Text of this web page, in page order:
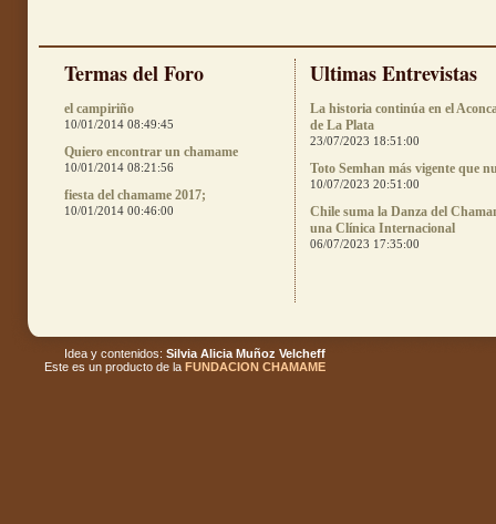
Termas del Foro
el campiriño
10/01/2014 08:49:45
Quiero encontrar un chamame
10/01/2014 08:21:56
fiesta del chamame 2017;
10/01/2014 00:46:00
Ultimas Entrevistas
La historia continúa en el
de La Plata
23/07/2023 18:51:00
Toto Semhan más vigente que
10/07/2023 20:51:00
Chile suma la Danza del
una Clínica Internacional
06/07/2023 17:35:00
Idea y contenidos: Silvia Alicia Muñoz Velcheff
Este es un producto de la FUNDACION CHAMAME